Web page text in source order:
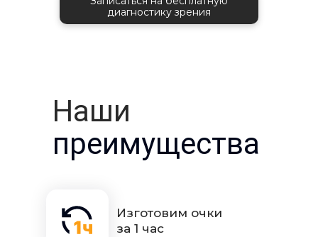
диагностику зрения
Наши
преимущества
Изготовим очки
за 1 час